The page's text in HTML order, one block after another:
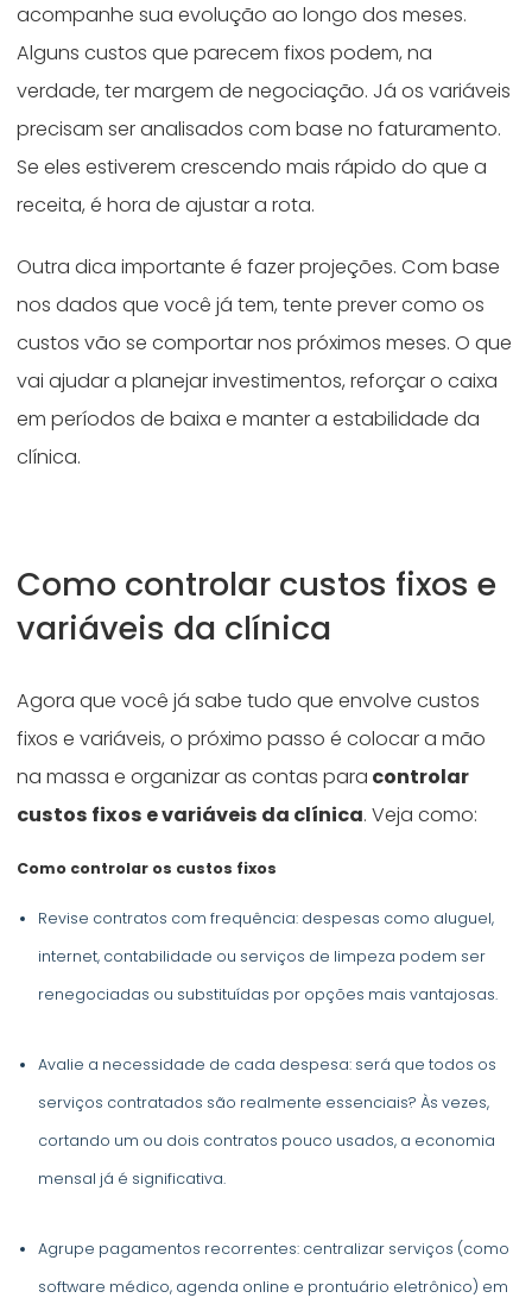
acompanhe sua evolução ao longo dos meses.
Alguns custos que parecem fixos podem, na
verdade, ter margem de negociação. Já os variáveis
precisam ser analisados com base no faturamento.
Se eles estiverem crescendo mais rápido do que a
receita, é hora de ajustar a rota.
Outra dica importante é fazer projeções. Com base
nos dados que você já tem, tente prever como os
custos vão se comportar nos próximos meses. O que
vai ajudar a planejar investimentos, reforçar o caixa
em períodos de baixa e manter a estabilidade da
clínica.
Como controlar custos fixos e
variáveis da clínica
Agora que você já sabe tudo que envolve custos
fixos e variáveis, o próximo passo é colocar a mão
na massa e organizar as contas para controlar
custos fixos e variáveis da clínica. Veja como:
Como controlar os custos fixos
Revise contratos com frequência: despesas como aluguel,
internet, contabilidade ou serviços de limpeza podem ser
renegociadas ou substituídas por opções mais vantajosas.
Avalie a necessidade de cada despesa: será que todos os
serviços contratados são realmente essenciais? Às vezes,
cortando um ou dois contratos pouco usados, a economia
mensal já é significativa.
Agrupe pagamentos recorrentes: centralizar serviços (como
software médico, agenda online e prontuário eletrônico) em